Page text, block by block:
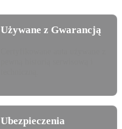
Używane z Gwarancją
Ubezpieczenia